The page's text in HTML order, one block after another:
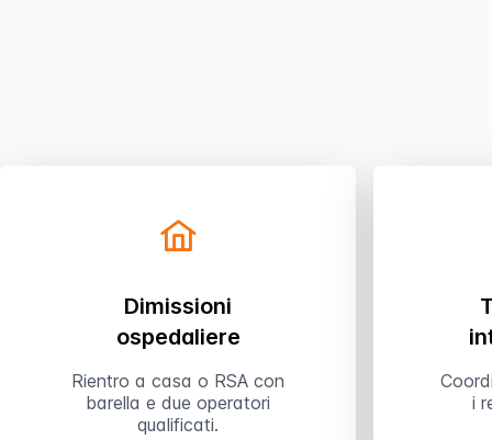
Dimissioni
ospedaliere
Rientro a casa o RSA con
barella e due operatori
qualificati.
i